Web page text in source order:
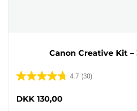
Canon Creative Kit
4.7 (30)
4.7
DKK 130,00